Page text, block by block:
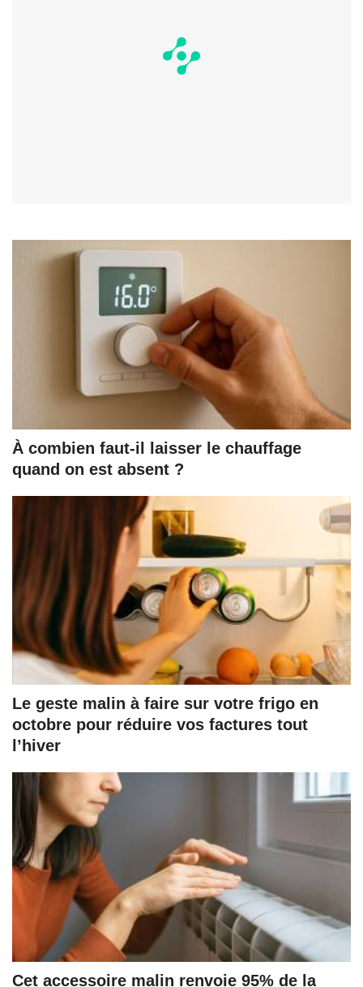
À combien faut-il laisser le chauffage
quand on est absent ?
Le geste malin à faire sur votre frigo en
octobre pour réduire vos factures tout
l’hiver
Cet accessoire malin renvoie 95% de la